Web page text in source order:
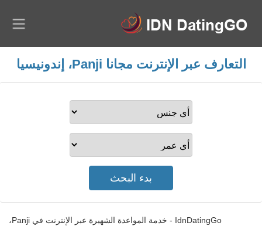
التعارف عبر الإنترنت مجانا Panji، إندونيسيا
IdnDatingGo - خدمة المواعدة الشهيرة عبر الإنترنت في Panji،